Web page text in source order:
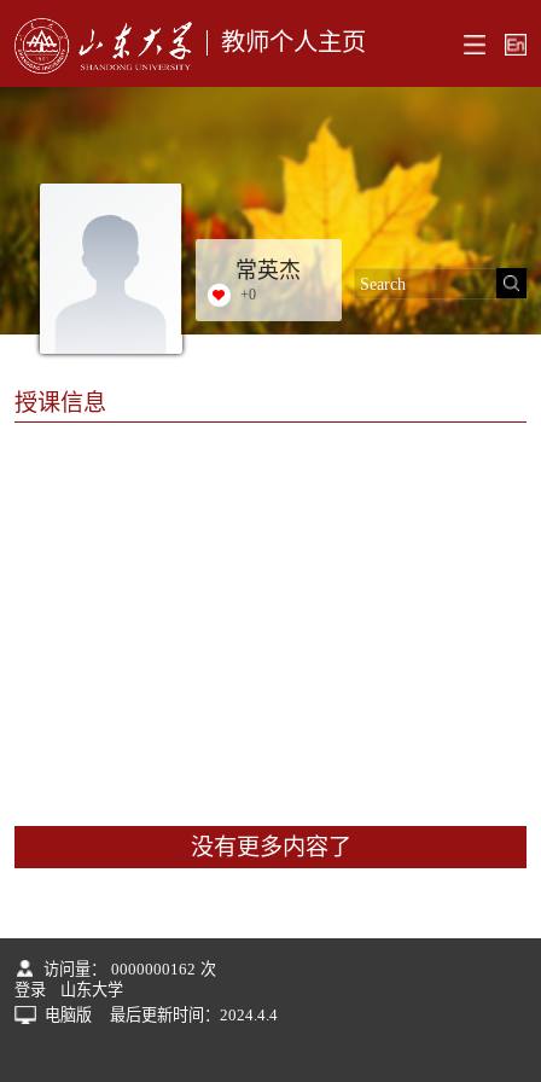
教师个人主页
常英杰
+0
授课信息
没有更多内容了
访问量： 0000000162 次
登录
山东大学
电脑版
最后更新时间： 2024. 4. 4